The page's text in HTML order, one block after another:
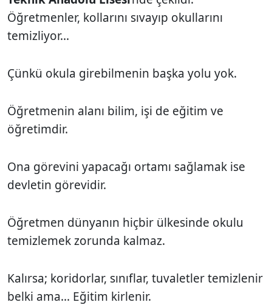
Öğretmenler, kollarını sıvayıp okullarını
temizliyor...
Çünkü okula girebilmenin başka yolu yok.
Öğretmenin alanı bilim, işi de eğitim ve
öğretimdir.
Ona görevini yapacağı ortamı sağlamak ise
devletin görevidir.
Öğretmen dünyanın hiçbir ülkesinde okulu
temizlemek zorunda kalmaz.
Kalırsa; koridorlar, sınıflar, tuvaletler temizlenir
belki ama... Eğitim kirlenir.